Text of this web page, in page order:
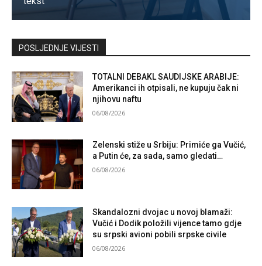
Kontaktirajte nas
POSLJEDNJE VIJESTI
TOTALNI DEBAKL SAUDIJSKE ARABIJE:
Amerikanci ih otpisali, ne kupuju čak ni
njihovu naftu
06/08/2026
Zelenski stiže u Srbiju: Primiće ga Vučić,
a Putin će, za sada, samo gledati…
06/08/2026
Skandalozni dvojac u novoj blamaži:
Vučić i Dodik položili vijence tamo gdje
su srpski avioni pobili srpske civile
06/08/2026